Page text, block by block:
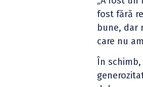
fost fără
bune, dar
care nu
În